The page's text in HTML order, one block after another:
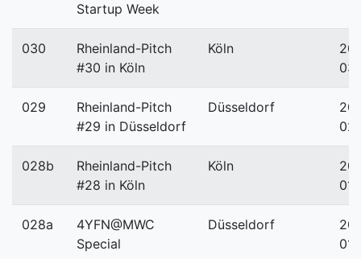
Startup Week
030
Rheinland-Pitch
#30 in Köln
Köln
029
Rheinland-Pitch
#29 in Düsseldorf
Düsseldorf
028b
Rheinland-Pitch
#28 in Köln
Köln
028a
4YFN@MWC
Special
Düsseldorf